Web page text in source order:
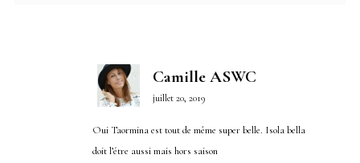
Camille ASWC
juillet 20, 2019
Oui Taormina est tout de même super belle. Isola bella
doit l’étre aussi mais hors saison